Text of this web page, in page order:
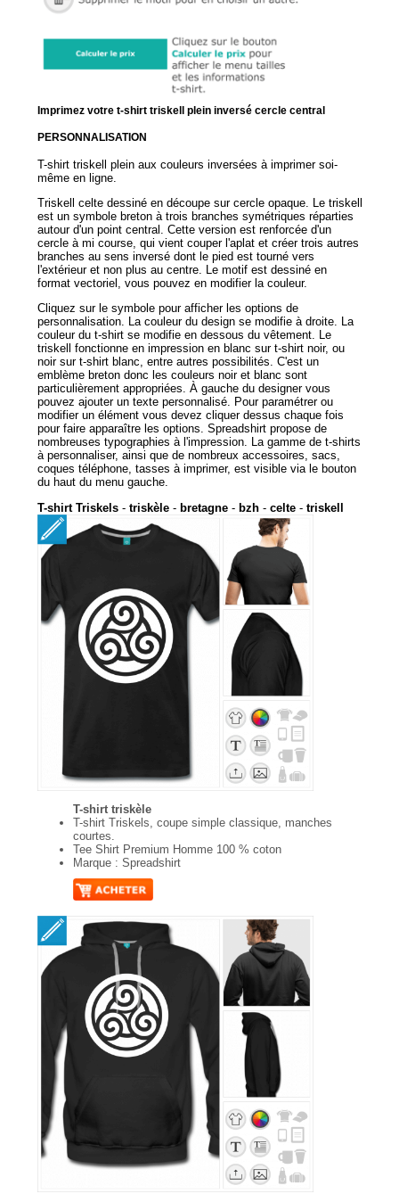
Imprimez votre t-shirt triskell plein inversé cercle central
PERSONNALISATION
T-shirt triskell plein aux couleurs inversées à imprimer soi-
même en ligne.
Triskell celte dessiné en découpe sur cercle opaque. Le triskell
est un symbole breton à trois branches symétriques réparties
autour d'un point central. Cette version est renforcée d'un
cercle à mi course, qui vient couper l'aplat et créer trois autres
branches au sens inversé dont le pied est tourné vers
l'extérieur et non plus au centre. Le motif est dessiné en
format vectoriel, vous pouvez en modifier la couleur.
Cliquez sur le symbole pour afficher les options de
personnalisation. La couleur du design se modifie à droite. La
couleur du t-shirt se modifie en dessous du vêtement. Le
triskell fonctionne en impression en blanc sur t-shirt noir, ou
noir sur t-shirt blanc, entre autres possibilités. C'est un
emblème breton donc les couleurs noir et blanc sont
particulièrement appropriées. À gauche du designer vous
pouvez ajouter un texte personnalisé. Pour paramétrer ou
modifier un élément vous devez cliquer dessus chaque fois
pour faire apparaître les options. Spreadshirt propose de
nombreuses typographies à l'impression. La gamme de t-shirts
à personnaliser, ainsi que de nombreux accessoires, sacs,
coques téléphone, tasses à imprimer, est visible via le bouton
du haut du menu gauche.
T-shirt Triskels- triskèle- bretagne- bzh- celte- triskell
T-shirt triskèle
T-shirt Triskels, coupe simple classique, manches
courtes.
Tee Shirt Premium Homme 100 % coton
Marque : Spreadshirt